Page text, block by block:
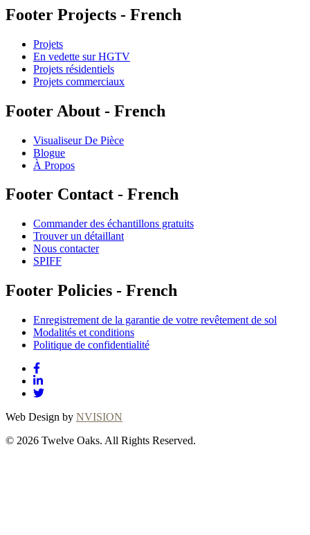
Footer Projects - French
Projets
En vedette sur HGTV
Projets résidentiels
Projets commerciaux
Footer About - French
Visualiseur De Pièce
Blogue
À Propos
Footer Contact - French
Commander des échantillons gratuits
Trouver un détaillant
Nous contacter
SPIFF
Footer Policies - French
Enregistrement de la garantie de votre revêtement de sol
Modalités et conditions
Politique de confidentialité
Web Design by NVISION
© 2026 Twelve Oaks. All Rights Reserved.